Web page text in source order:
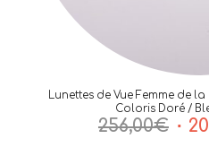
Lunettes de Vue Femme de
Coloris Doré /
256,00€ Le